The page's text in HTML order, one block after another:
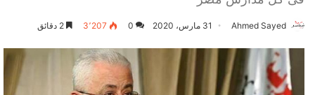
Ahmed Sayed 31 مارس، 2020 0 3٬207